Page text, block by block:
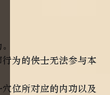
为的侠士无法参与本
位所对应的内功以及